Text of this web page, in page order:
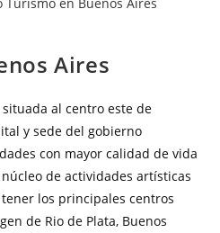
Aires
al centro este de
y sede del gobierno
con mayor calidad de vida
de actividades artísticas
los principales centros
de Rio de Plata, Buenos